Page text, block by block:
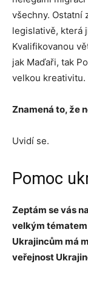
všechny. Ostatní
legislativě, která
Kvalifikovanou
jak Maďaři, tak
velkou kreativitu.
Znamená to, že
Uvidí se.
Pomoc
Zeptám se vás
velkým tématem
Ukrajincům má
veřejnost